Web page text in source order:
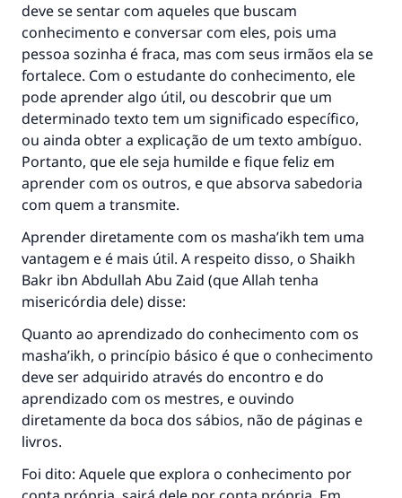
deve se sentar com aqueles que buscam
conhecimento e conversar com eles, pois uma
pessoa sozinha é fraca, mas com seus irmãos ela se
fortalece. Com o estudante do conhecimento, ele
pode aprender algo útil, ou descobrir que um
determinado texto tem um significado específico,
ou ainda obter a explicação de um texto ambíguo.
Portanto, que ele seja humilde e fique feliz em
aprender com os outros, e que absorva sabedoria
com quem a transmite.
Aprender diretamente com os masha’ikh tem uma
vantagem e é mais útil. A respeito disso, o Shaikh
Bakr ibn Abdullah Abu Zaid (que Allah tenha
misericórdia dele) disse:
Quanto ao aprendizado do conhecimento com os
masha’ikh, o princípio básico é que o conhecimento
deve ser adquirido através do encontro e do
aprendizado com os mestres, e ouvindo
diretamente da boca dos sábios, não de páginas e
livros.
Foi dito: Aquele que explora o conhecimento por
A resposta n° 110845 salvou um
Ajude-nos a responder à Ummah